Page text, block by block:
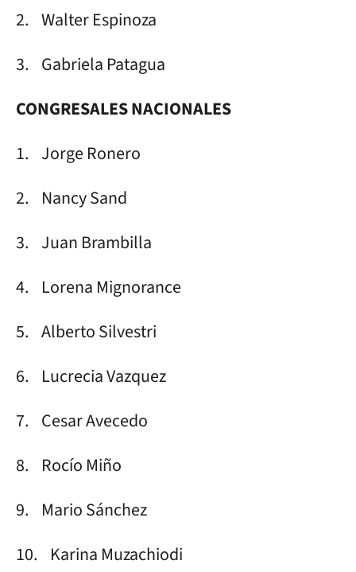
2. Walter Espinoza
3. Gabriela Patagua
CONGRESALES NACIONALES
1. Jorge Ronero
2. Nancy Sand
3. Juan Brambilla
4. Lorena Mignorance
5. Alberto Silvestri
6. Lucrecia Vazquez
7. Cesar Avecedo
8. Rocío Miño
9. Mario Sánchez
10. Karina Muzachiodi